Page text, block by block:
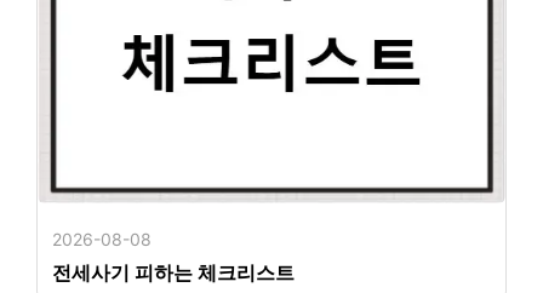
2026-08-08
전세사기 피하는 체크리스트